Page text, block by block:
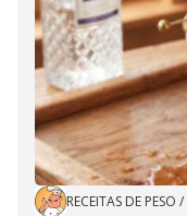
RECEITAS DE PESO /